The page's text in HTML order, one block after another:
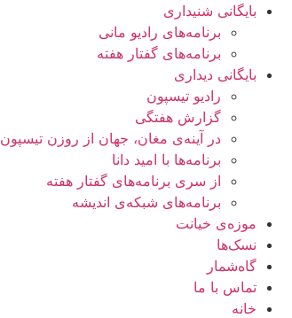
بایگانی شنيداری
برنامه‌های راديو مانی
برنامه‌های گفتار هفته
بایگانی ديداری
رادیو تیسپون
گزارش هفتگی
در آینه‌ی مغان، جهان از روزن تیسپون
برنامه‌ها با امید دانا
از سری برنامه‌های گفتار هفته
برنامه‌های شبکه‌ی اندیشه
موزه‌ی خیانت
نسک‌ها
گاه‌شمار
تماس با ما
خانه